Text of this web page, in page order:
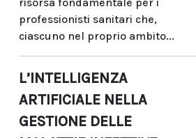
professionisti sanitari che,
ciascuno nel proprio ambito...
L’INTELLIGENZA
ARTIFICIALE NELLA
GESTIONE DELLE